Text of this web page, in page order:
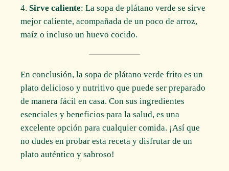
Sirve caliente: La sopa de plátano verde se sirve
mejor caliente, acompañada de un poco de arroz,
maíz o incluso un huevo cocido.
En conclusión, la sopa de plátano verde frito es un
plato delicioso y nutritivo que puede ser preparado
de manera fácil en casa. Con sus ingredientes
esenciales y beneficios para la salud, es una
excelente opción para cualquier comida. ¡Así que
no dudes en probar esta receta y disfrutar de un
plato auténtico y sabroso!